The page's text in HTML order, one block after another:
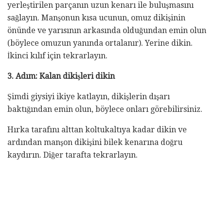
yerleştirilen parçanın uzun kenarı ile buluşmasını
sağlayın. Manşonun kısa ucunun, omuz dikişinin
önünde ve yarısının arkasında olduğundan emin olun
(böylece omuzun yanında ortalanır). Yerine dikin.
İkinci kılıf için tekrarlayın.
3. Adım: Kalan dikişleri dikin
Şimdi giysiyi ikiye katlayın, dikişlerin dışarı
baktığından emin olun, böylece onları görebilirsiniz.
Hırka tarafını alttan koltukaltıya kadar dikin ve
ardından manşon dikişini bilek kenarına doğru
kaydırın. Diğer tarafta tekrarlayın.